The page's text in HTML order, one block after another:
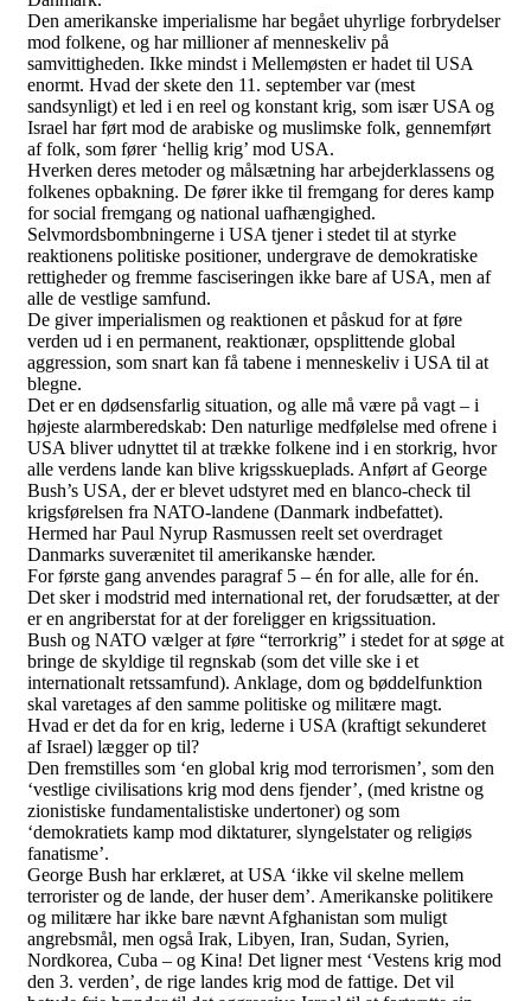
Den amerikanske imperialisme har begået uhyrlige forbrydelser
mod folkene, og har millioner af menneskeliv på
samvittigheden. Ikke mindst i Mellemøsten er hadet til USA
enormt. Hvad der skete den 11. september var (mest
sandsynligt) et led i en reel og konstant krig, som især USA og
Israel har ført mod de arabiske og muslimske folk, gennemført
af folk, som fører ‘hellig krig’ mod USA.
Hverken deres metoder og målsætning har arbejderklassens og
folkenes opbakning. De fører ikke til fremgang for deres kamp
for social fremgang og national uafhængighed.
Selvmordsbombningerne i USA tjener i stedet til at styrke
reaktionens politiske positioner, undergrave de demokratiske
rettigheder og fremme fasciseringen ikke bare af USA, men af
alle de vestlige samfund.
De giver imperialismen og reaktionen et påskud for at føre
verden ud i en permanent, reaktionær, opsplittende global
aggression, som snart kan få tabene i menneskeliv i USA til at
blegne.
Det er en dødsensfarlig situation, og alle må være på vagt – i
højeste alarmberedskab: Den naturlige medfølelse med ofrene i
USA bliver udnyttet til at trække folkene ind i en storkrig, hvor
alle verdens lande kan blive krigsskueplads. Anført af George
Bush’s USA, der er blevet udstyret med en blanco-check til
krigsførelsen fra NATO-landene (Danmark indbefattet).
Hermed har Paul Nyrup Rasmussen reelt set overdraget
Danmarks suverænitet til amerikanske hænder.
For første gang anvendes paragraf 5 – én for alle, alle for én.
Det sker i modstrid med international ret, der forudsætter, at der
er en angriberstat for at der foreligger en krigssituation.
Bush og NATO vælger at føre “terrorkrig” i stedet for at søge at
bringe de skyldige til regnskab (som det ville ske i et
internationalt retssamfund). Anklage, dom og bøddelfunktion
skal varetages af den samme politiske og militære magt.
Hvad er det da for en krig, lederne i USA (kraftigt sekunderet
af Israel) lægger op til?
Den fremstilles som ‘en global krig mod terrorismen’, som den
‘vestlige civilisations krig mod dens fjender’, (med kristne og
zionistiske fundamentalistiske undertoner) og som
‘demokratiets kamp mod diktaturer, slyngelstater og religiøs
fanatisme’.
George Bush har erklæret, at USA ‘ikke vil skelne mellem
terrorister og de lande, der huser dem’. Amerikanske politikere
og militære har ikke bare nævnt Afghanistan som muligt
angrebsmål, men også Irak, Libyen, Iran, Sudan, Syrien,
Nordkorea, Cuba – og Kina! Det ligner mest ‘Vestens krig mod
den 3. verden’, de rige landes krig mod de fattige. Det vil